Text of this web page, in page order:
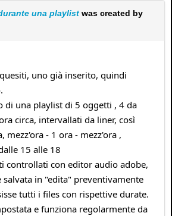
una playlist was created by
uno già inserito, quindi
di una playlist di 5 oggetti , 4 da
circa, intervallati da liner, così
mezz'ora - 1 ora - mezz'ora ,
15 alle 18
controllati con editor audio adobe,
salvata in "edita" preventivamente
tutti i files con rispettive durate.
e funziona regolarmente da